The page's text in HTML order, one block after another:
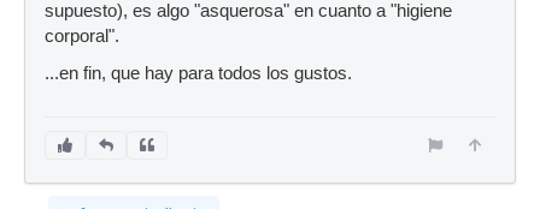
supuesto), es algo "asquerosa" en cuanto a "higiene
corporal".
...en fin, que hay para todos los gustos.